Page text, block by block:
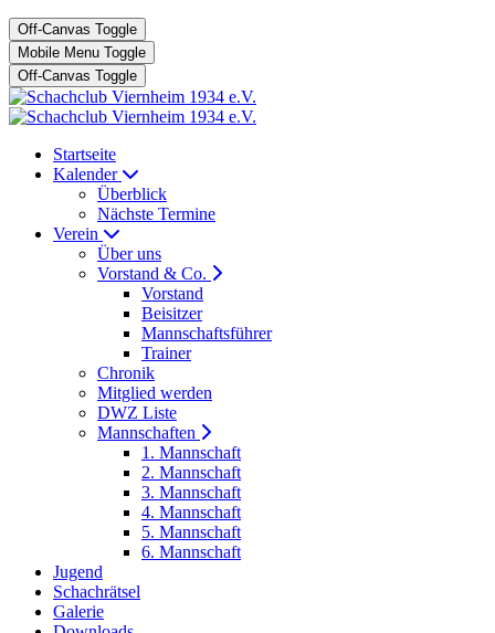
Off-Canvas Toggle
Mobile Menu Toggle
Off-Canvas Toggle
Startseite
Kalender
Überblick
Nächste Termine
Verein
Über uns
Vorstand & Co.
Vorstand
Beisitzer
Mannschaftsführer
Trainer
Chronik
Mitglied werden
DWZ Liste
Mannschaften
1. Mannschaft
2. Mannschaft
3. Mannschaft
4. Mannschaft
5. Mannschaft
6. Mannschaft
Jugend
Schachrätsel
Galerie